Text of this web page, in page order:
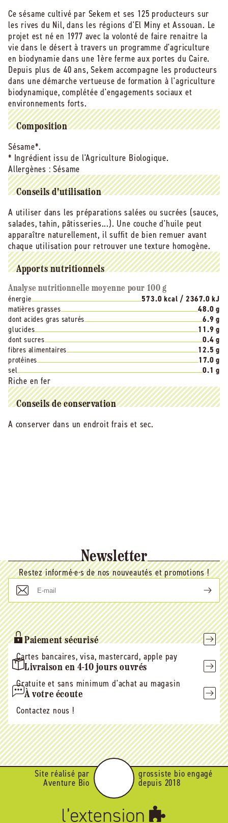
(origine
Egypte)
-
300
g
(origine
Egypte)
-
300
g
Ce sésame cultivé par Sekem et ses 125 producteurs sur
les rives du Nil, dans les régions d'El Miny et Assouan. Le
projet est né en 1977 avec la volonté de faire renaitre la
vie dans le désert à travers un programme d'agriculture
en biodynamie dans une 1ère ferme aux portes du Caire.
Depuis plus de 40 ans, Sekem accompagne les producteurs
dans une démarche vertueuse de formation à l'agriculture
biodynamique, complétée d'engagements sociaux et
environnements forts.
Composition
Sésame*.
* Ingrédient issu de l'Agriculture Biologique.
Allergènes : Sésame
Conseils d'utilisation
A utiliser dans les préparations salées ou sucrées (sauces,
salades, tahin, pâtisseries...). Une couche d'huile peut
apparaître naturellement, il suffit de bien remuer avant
chaque utilisation pour retrouver une texture homogène.
Apports nutritionnels
Analyse nutritionnelle moyenne pour 100 g
énergie
573.0 kcal / 2367.0 kJ
matières grasses
48.0 g
dont acides gras saturés
6.9 g
glucides
11.9 g
dont sucres
0.4 g
fibres alimentaires
12.5 g
protéines
17.0 g
sel
0.1 g
Riche en fer
Conseils de conservation
A conserver dans un endroit frais et sec.
Newsletter
Restez informé·e·s de nos nouveautés et promotions !
E-
mail
Paiement sécurisé
Cartes bancaires, visa, mastercard, apple pay
Livraison en 4-10 jours ouvrés
Gratuite et sans minimum d'achat au magasin
À votre écoute
Contactez nous !
Site réalisé par
Aventure Bio
grossiste bio engagé
depuis 2018